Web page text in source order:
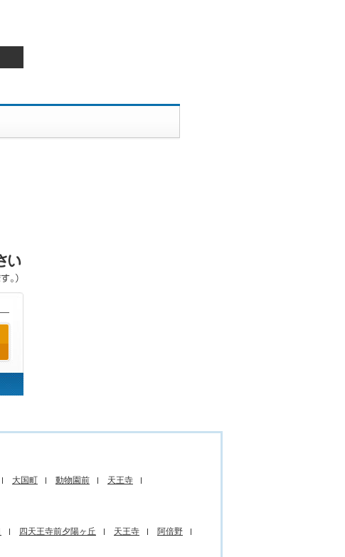
大国町 動物園前
天王寺
四天王寺前夕陽ヶ丘 天王寺
阿倍野